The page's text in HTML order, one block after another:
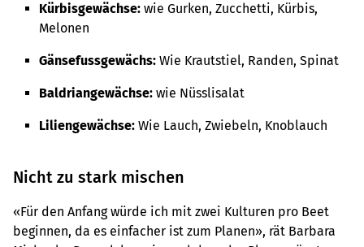
Kürbisgewächse: wie Gurken, Zucchetti, Kürbis,
Melonen
Gänsefussgewächs: Wie Krautstiel, Randen, Spinat
Baldriangewächse: wie Nüsslisalat
Liliengewächse: Wie Lauch, Zwiebeln, Knoblauch
Nicht zu stark mischen
«Für den Anfang würde ich mit zwei Kulturen pro Beet
beginnen, da es einfacher ist zum Planen», rät Barbara